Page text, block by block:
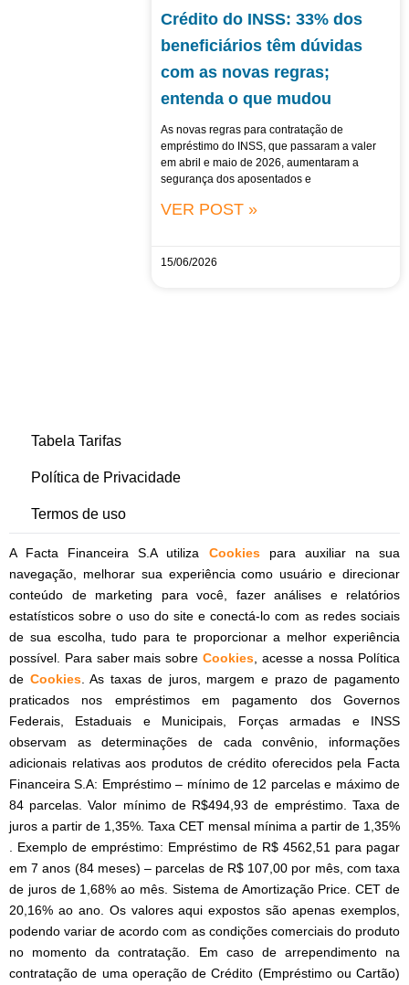
Crédito do INSS: 33% dos
beneficiários têm dúvidas
com as novas regras;
entenda o que mudou
As novas regras para contratação de
empréstimo do INSS, que passaram a valer
em abril e maio de 2026, aumentaram a
segurança dos aposentados e
VER POST »
15/06/2026
Tabela Tarifas
Política de Privacidade
Termos de uso
A Facta Financeira S.A utiliza Cookies
para auxiliar na sua
navegação, melhorar sua experiência como usuário e direcionar
conteúdo de marketing para você, fazer análises e relatórios
estatísticos sobre o uso do site e conectá-lo com as redes sociais
de sua escolha, tudo para te proporcionar a melhor experiência
possível. Para saber mais sobre Cookies, acesse a nossa Política
de Cookies. As taxas de juros, margem e prazo de pagamento
praticados nos empréstimos em pagamento dos Governos
Federais, Estaduais e Municipais, Forças armadas e INSS
observam as determinações de cada convênio, informações
adicionais relativas aos produtos de crédito oferecidos pela Facta
Financeira S.A: Empréstimo – mínimo de 12 parcelas e máximo de
84 parcelas. Valor mínimo de R$494,93 de empréstimo. Taxa de
juros a partir de 1,35%. Taxa CET mensal mínima a partir de 1,35%
. Exemplo de empréstimo: Empréstimo de R$ 4562,51 para pagar
em 7 anos (84 meses) – parcelas de R$ 107,00 por mês, com taxa
de juros de 1,68% ao mês. Sistema de Amortização Price. CET de
20,16% ao ano. Os valores aqui expostos são apenas exemplos,
podendo variar de acordo com as condições comerciais do produto
no momento da contratação. Em caso de arrependimento na
contratação de uma operação de Crédito (Empréstimo ou Cartão)